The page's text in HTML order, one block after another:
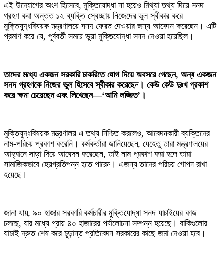
এই উদ্যোগের অংশ হিসেবে, মুক্তিযোদ্ধা না হয়েও মিথ্যা তথ্য দিয়ে সনদ
গ্রহণ করা অন্তত ১২ ব্যক্তি স্বেচ্ছায় নিজেদের ভুল স্বীকার করে
মুক্তিযুদ্ধবিষয়ক মন্ত্রণালয়ে সনদ ফেরত দেওয়ার জন্য আবেদন করেছেন। এটি
প্রমাণ করে যে, পূর্ববর্তী সময়ে ভুয়া মুক্তিযোদ্ধা সনদ দেওয়া হয়েছিল।
তাদের মধ্যে একজন সরকারি চাকরিতে যোগ দিয়ে অবসরে গেছেন, অন্য একজন
সনদ গ্রহণকে নিজের ভুল হিসেবে স্বীকার করেছেন। কেউ কেউ দুঃখ প্রকাশ
করে ক্ষমা চেয়েছেন এবং লিখেছেন—‘আমি লজ্জিত’।
মুক্তিযুদ্ধবিষয়ক মন্ত্রণালয় এ তথ্য নিশ্চিত করলেও, আবেদনকারী ব্যক্তিদের
নাম-পরিচয় প্রকাশ করেনি। কর্মকর্তারা জানিয়েছেন, যেহেতু তারা মন্ত্রণালয়ের
আহ্বানে সাড়া দিয়ে আবেদন করেছেন, তাই নাম প্রকাশ করা হলে তারা
সামাজিকভাবে হেয়প্রতিপন্ন হতে পারেন। এজন্য তাদের পরিচয় গোপন রাখা
হয়েছে।
জানা যায়, ৯০ হাজার সরকারি কর্মচারীর মুক্তিযোদ্ধা সনদ যাচাইয়ের কাজ
চলছে, যার মধ্যে প্রায় ৪০ হাজারের পর্যালোচনা সম্পন্ন হয়েছে। বাকিগুলোর
যাচাই দ্রুত শেষ করে চূড়ান্ত প্রতিবেদন সরকারের কাছে জমা দেওয়া হবে।